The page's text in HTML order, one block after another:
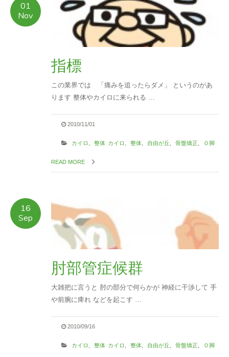
01
Nov
指標
この業界では 「痛みを追ったらダメ」 というのがあ
ります 整体やカイロに来られる …
2010/11/01
カイロ 整体 カイロ 整体 自由が丘 骨盤矯正 Ｏ脚
READ MORE
16
Sep
肘部管症候群
大雑把に言うと 肘の部分で何らかが 神経に干渉して 手
や前腕に痺れ などを起こす …
2010/09/16
カイロ 整体 カイロ 整体 自由が丘 骨盤矯正 Ｏ脚